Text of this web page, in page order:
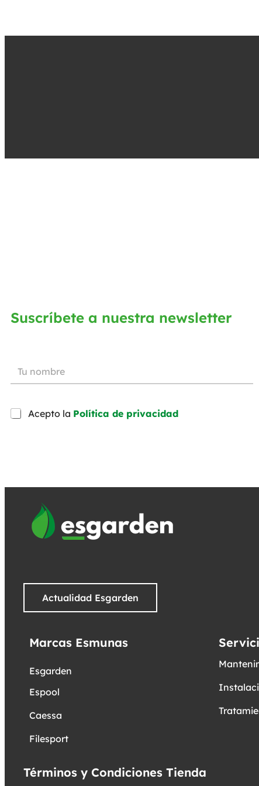
Suscríbete a nuestra newsletter
Acepto la Política de privacidad
Actualidad Esgarden
Marcas Esmunas
Esgarden
Espool
Caessa
Filesport
Términos y Condiciones Tienda